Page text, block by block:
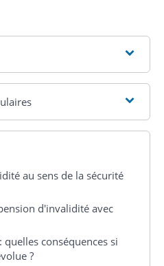
au sens de la sécurité
d'invalidité avec
conséquences si
?